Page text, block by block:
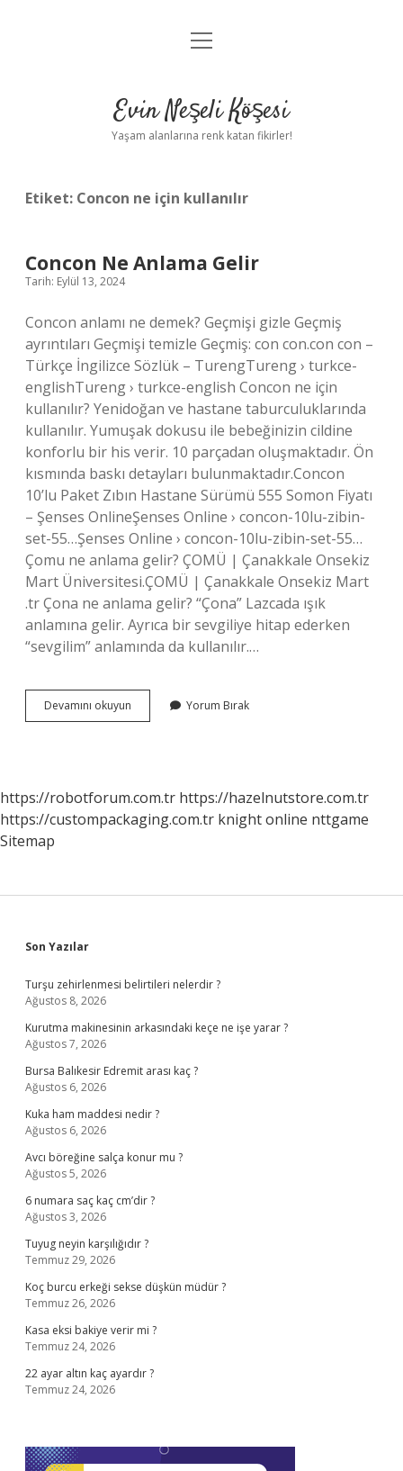
Anasayfa
Yasal Uyarı
menüyü
Evin Neşeli Köşesi
Yaşam alanlarına renk katan fikirler!
Etiket: Concon ne için kullanılır
Concon Ne Anlama Gelir
Tarih: Eylül 13, 2024
Concon anlamı ne demek? Geçmişi gizle Geçmiş
ayrıntıları Geçmişi temizle Geçmiş: con con.con con –
Türkçe İngilizce Sözlük – TurengTureng › turkce-
englishTureng › turkce-english Concon ne için
kullanılır? Yenidoğan ve hastane taburculuklarında
kullanılır. Yumuşak dokusu ile bebeğinizin cildine
konforlu bir his verir. 10 parçadan oluşmaktadır. Ön
kısmında baskı detayları bulunmaktadır.Concon
10’lu Paket Zıbın Hastane Sürümü 555 Somon Fiyatı
– Şenses OnlineŞenses Online › concon-10lu-zibin-
set-55…Şenses Online › concon-10lu-zibin-set-55…
Çomu ne anlama gelir? ÇOMÜ | Çanakkale Onsekiz
Mart Üniversitesi.ÇOMÜ | Çanakkale Onsekiz Mart
.tr Çona ne anlama gelir? “Çona” Lazcada ışık
anlamına gelir. Ayrıca bir sevgiliye hitap ederken
“sevgilim” anlamında da kullanılır.…
Devamını okuyun
Ne
Yorum Bırak
https://robotforum.com.tr https://hazelnutstore.com.tr
https://custompackaging.com.tr knight online nttgame
Sitemap
Sidebar
Son Yazılar
Turşu zehirlenmesi belirtileri nelerdir ?
Ağustos 8, 2026
Kurutma makinesinin arkasındaki keçe ne işe yarar ?
Ağustos 7, 2026
Bursa Balıkesir Edremit arası kaç ?
Ağustos 6, 2026
Kuka ham maddesi nedir ?
Ağustos 6, 2026
Avcı böreğine salça konur mu ?
Ağustos 5, 2026
6 numara saç kaç cm’dir ?
Ağustos 3, 2026
Tuyug neyin karşılığıdır ?
Temmuz 29, 2026
Koç burcu erkeği sekse düşkün müdür ?
Temmuz 26, 2026
Kasa eksi bakiye verir mi ?
Temmuz 24, 2026
22 ayar altın kaç ayardır ?
Temmuz 24, 2026